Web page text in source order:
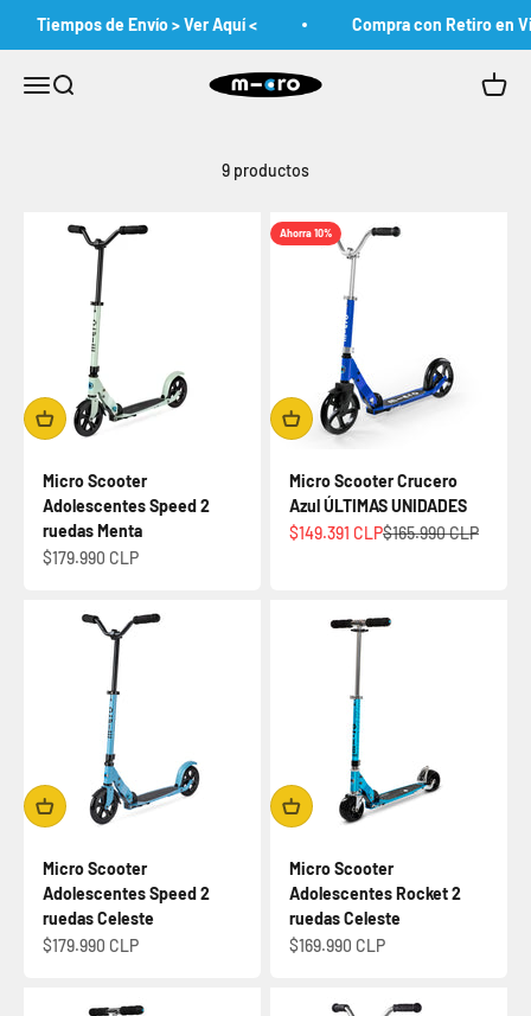
Tiempos de Envío > Ver Aquí < Compra con Retiro en
Abrir menú de navegación
Abrir búsqueda MicroChile Abrir
9 productos
Micro Scooter
Adolescentes Speed 2
ruedas Menta
Precio de oferta
$179.990 CLP
Ahorra 10%
Micro Scooter Crucero
Azul ÚLTIMAS UNIDADES
Precio de oferta
$149.391 CLPPrecio normal
$165.990 CLP
Micro Scooter
Adolescentes Speed 2
ruedas Celeste
Precio de oferta
$179.990 CLP
Micro Scooter
Adolescentes Rocket 2
ruedas Celeste
Precio de oferta
$169.990 CLP